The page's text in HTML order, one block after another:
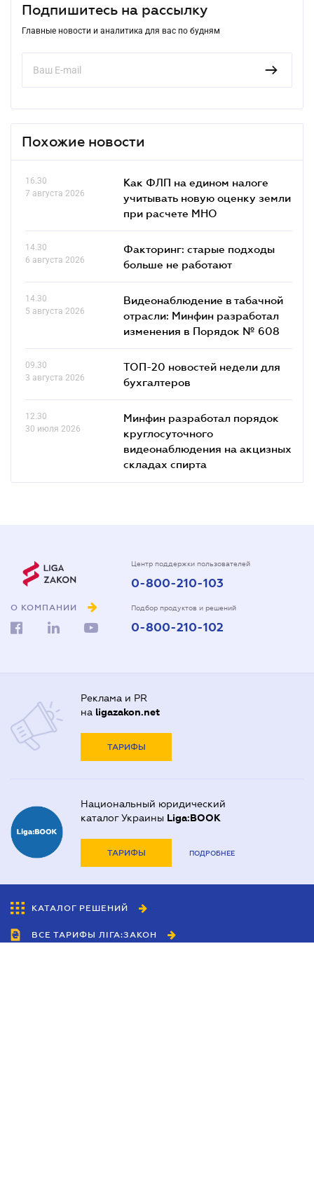
Подпишитесь на рассылку
Главные новости и аналитика для вас по будням
Похожие новости
16.30
7 августа 2026
Как ФЛП на едином налоге
учитывать новую оценку земли
при расчете МНО
14.30
6 августа 2026
Факторинг: старые подходы
больше не работают
14.30
5 августа 2026
Видеонаблюдение в табачной
отрасли: Минфин разработал
изменения в Порядок № 608
09.30
3 августа 2026
ТОП-20 новостей недели для
бухгалтеров
12.30
30 июля 2026
Минфин разработал порядок
круглосуточного
видеонаблюдения на акцизных
складах спирта
О КОМПАНИИ
Центр поддержки пользователей
0-800-210-103
Подбор продуктов и решений
0-800-210-102
Реклама и PR
на ligazakon.net
ТАРИФЫ
Национальный юридический
каталог Украины Liga:BOOK
ТАРИФЫ ПОДРОБНЕЕ
КАТАЛОГ РЕШЕНИЙ
ВСЕ ТАРИФЫ ЛІГА:ЗАКОН